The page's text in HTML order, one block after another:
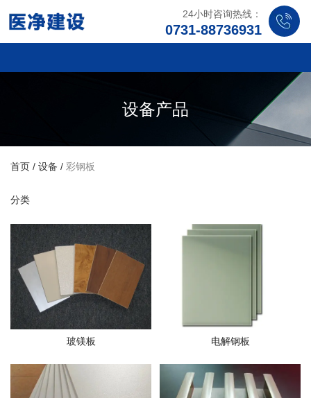
24小时咨询热线：
0731-88736931
设备产品
首页 / 设备 / 彩钢板
分类
玻镁板 电解钢板